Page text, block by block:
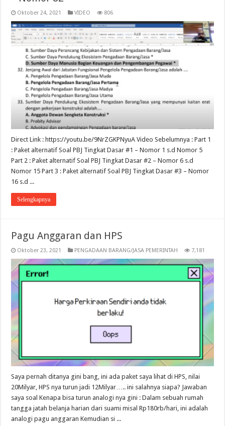
Oktober 24, 2021 VIDEO 806
Direct Link : https://youtu.be/9NrZGKPNyuA Video Sebelumnya : Part 1
: Paket alternatif Soal PBJ Tingkat Dasar #1 – Nomor 1 s.d Nomor 5
Part 2 : Paket alternatif Soal PBJ Tingkat Dasar #2 – Nomor 6 s.d
Nomor 15 Part 3 : Paket alternatif Soal PBJ Tingkat Dasar #3 – Nomor
16 s.d ...
Selengkapnya
Pagu Anggaran dan HPS
Oktober 23, 2021 PENGADAAN BARANG/JASA PEMERINTAH 7,181
Saya pernah ditanya gini bang, ini ada paket saya lihat di HPS, nilai
20Milyar, HPS nya turun jadi 12Milyar….. ini salahnya siapa? Jawaban
saya soal Kenapa bisa turun analogi nya gini : Dalam sebuah rumah
tangga jatah belanja harian dari suami misal Rp180rb/hari, ini adalah
analogi pagu anggaran Kemudian si ...